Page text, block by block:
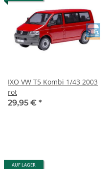
IXO VW T5 Kombi 1/43 2003
rot
29,95 € *
AUF LAGER